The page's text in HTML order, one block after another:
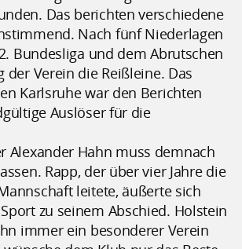
Das berichten verschiedene
Nach fünf Niederlagen
Bundesliga und dem Abrutschen
der Verein die Reißleine. Das
Karlsruhe war den Berichten
Auslöser für die
Alexander Hahn muss demnach
Rapp, der über vier Jahre die
leitete, äußerte sich
zu seinem Abschied. Holstein
immer ein besonderer Verein